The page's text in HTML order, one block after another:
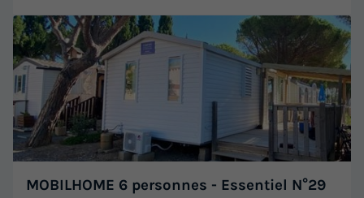
MOBILHOME 6 personnes - Essentiel N°29